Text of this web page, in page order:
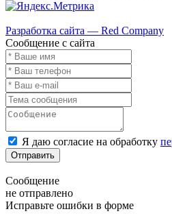
Разработка сайта — Red Company
Сообщение с сайта
Я даю согласие на обработку
Отправить
Сообщение
не отправлено
Исправьте ошибки в форме